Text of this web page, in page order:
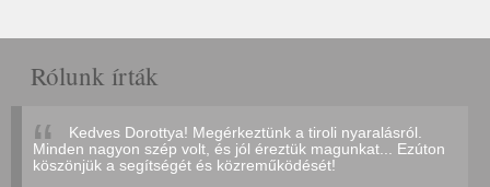
Rólunk írták
Kedves Dorottya! Megérkeztünk a tiroli nyaralásról.
Minden nagyon szép volt, és jól éreztük magunkat... Ezúton
köszönjük a segítségét és közreműködését!